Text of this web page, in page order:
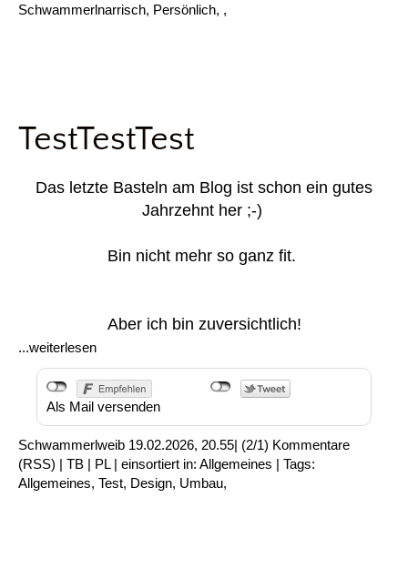
Schwammerlnarrisch, Persönlich, ,
TestTestTest
Das letzte Basteln am Blog ist schon ein gutes
Jahrzehnt her ;-)
Bin nicht mehr so ganz fit.
Aber ich bin zuversichtlich!
...weiterlesen
Als Mail versenden
Schwammerlweib 19.02.2026, 20.55| (2/1) Kommentare
(RSS) | TB | PL| einsortiert in: Allgemeines | Tags:
Allgemeines, Test, Design, Umbau,